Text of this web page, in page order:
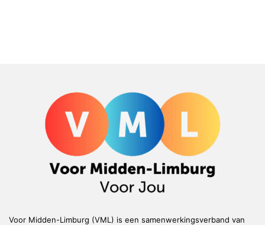
Voor Midden-Limburg (VML) is een samenwerkingsverband van